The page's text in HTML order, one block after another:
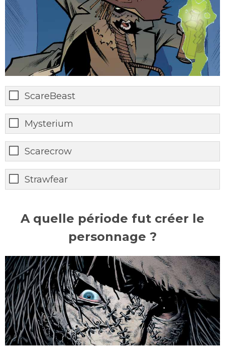
ScareBeast
Mysterium
Scarecrow
Strawfear
A quelle période fut créer le
personnage ?